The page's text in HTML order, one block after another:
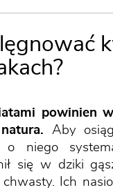
powinien
Aby
o niego
się w dziki
Ich